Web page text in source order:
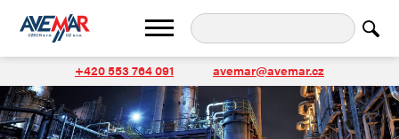
+420 553 764 091 avemar@avemar.cz